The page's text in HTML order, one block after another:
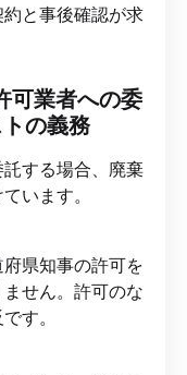
と事後確認が求
業者への委
の義務
する場合、廃棄
います。
県知事の許可を
せん。許可のな
す。